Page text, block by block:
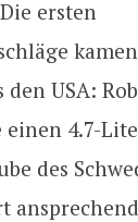
ersten
den USA:
4.7-
des